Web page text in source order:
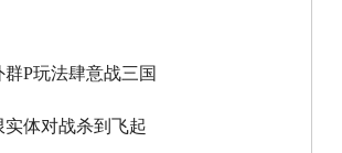
P玩法肆意战三国
体对战杀到飞起